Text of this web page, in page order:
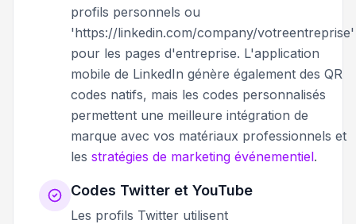
profils personnels ou
'https://linkedin.com/company/votreentreprise'
pour les pages d'entreprise. L'application
mobile de LinkedIn génère également des QR
codes natifs, mais les codes personnalisés
permettent une meilleure intégration de
marque avec vos matériaux professionnels et
les stratégies de marketing événementiel.
Codes Twitter et YouTube
Les profils Twitter utilisent